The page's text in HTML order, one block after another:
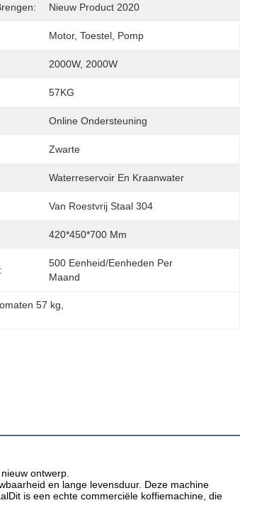
Nieuw Product 2020
Motor, Toestel, Pomp
2000W, 2000W
57KG
Online Ondersteuning
Zwarte
Waterreservoir En Kraanwater
Van Roestvrij Staal 304
420*450*700 Mm
500 Eenheid/Eenheden Per
Maand
57 kg
ontwerp.
en lange levensduur. Deze machine
is een echte commerciële koffiemachine, die